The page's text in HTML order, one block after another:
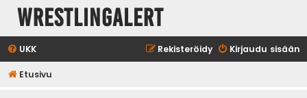
WrestlingAlert
UKK Kirjaudu sisään
Rekisteröidy
Etusivu